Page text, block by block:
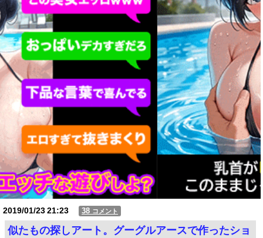
2019/01/2321:23 38 コメント
似たもの探しアート。グーグルアースで作ったショ